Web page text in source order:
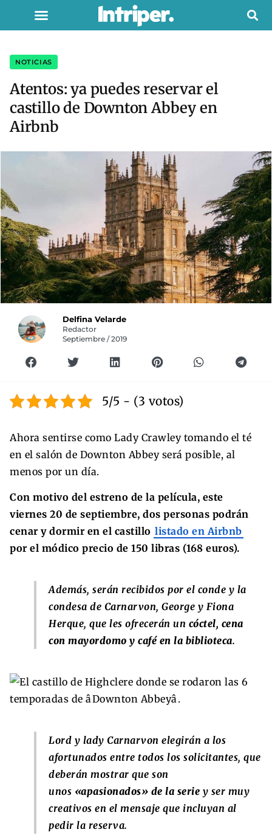
NOTICIAS
Atentos: ya puedes reservar el
castillo de Downton Abbey en
Airbnb
Delfina Velarde
Redactor
Septiembre / 2019
5/5 - (3 votos)
Ahora sentirse como Lady Crawley tomando el té
en el salón de Downton Abbey será posible, al
menos por un día.
Con motivo del estreno de la película, este
viernes 20 de septiembre, dos personas podrán
cenar y dormir en el castillo listado en Airbnb
por el módico precio de 150 libras (168 euros).
Además, serán recibidos por el conde y la
condesa de Carnarvon, George y Fiona
Herque, que les ofrecerán un cóctel, cena
con mayordomo y café en la biblioteca.
Lord y lady Carnarvon elegirán a los
afortunados entre todos los solicitantes, que
deberán mostrar que son
unos «apasionados» de la serie y ser muy
creativos en el mensaje que incluyan al
pedir la reserva.